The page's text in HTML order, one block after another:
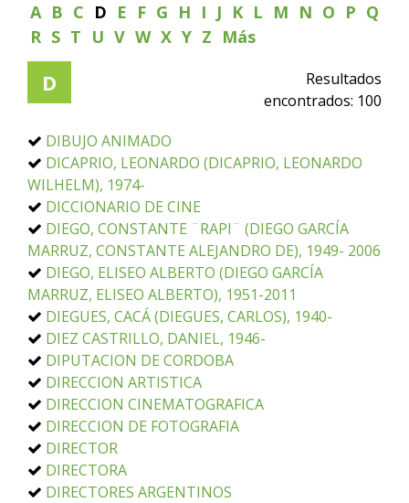
A B C D E F G H I J K L M N O P Q
R S T U V W X Y Z Más
D
Resultados
encontrados: 100
DIBUJO ANIMADO
DICAPRIO, LEONARDO (DICAPRIO, LEONARDO
WILHELM), 1974-
DICCIONARIO DE CINE
DIEGO, CONSTANTE ¨RAPI¨ (DIEGO GARCÍA
MARRUZ, CONSTANTE ALEJANDRO DE), 1949- 2006
DIEGO, ELISEO ALBERTO (DIEGO GARCÍA
MARRUZ, ELISEO ALBERTO), 1951-2011
DIEGUES, CACÁ (DIEGUES, CARLOS), 1940-
DIEZ CASTRILLO, DANIEL, 1946-
DIPUTACION DE CORDOBA
DIRECCION ARTISTICA
DIRECCION CINEMATOGRAFICA
DIRECCION DE FOTOGRAFIA
DIRECTOR
DIRECTORA
DIRECTORES ARGENTINOS